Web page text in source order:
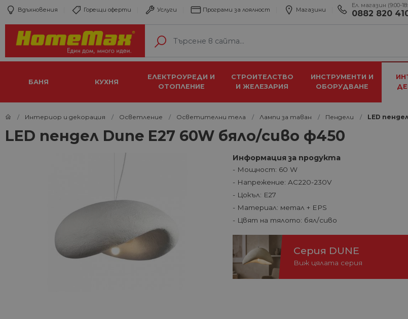
Вдъхновения Горещи оферти Услуги Програми за лоялност Магазини
Ел. магазин (9:00-
0882 820
БАНЯ КУХНЯ
ЕЛЕКТРОУРЕДИ И
ОТОПЛЕНИЕ
СТРОИТЕЛСТВО
И ЖЕЛЕЗАРИЯ
ИНСТРУМЕНТИ И
ОБОРУДВАНЕ
Интериор и декорация Осветление Осветителни тела Лампи за таван Пендели LED
LED пендел Dune E27 60W бяло/сиво ф450
Информация за продукта
- Мощност: 60 W
- Напрежение: AC220-230V
- Цокъл: Е27
- Материал: метал + EPS
- Цвят на тялото: бял/сиво
Серия DUNE
Виж цялата серия